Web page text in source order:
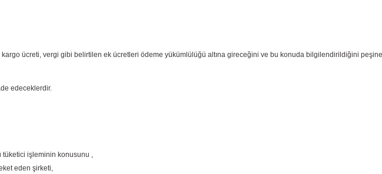
ücreti, vergi gibi belirtilen ek ücretleri ödeme yükümlülüğü altına gireceğini ve bu konuda bilgilendirildiğini
edeceklerdir.
tüketici işleminin konusunu ,
eden şirketi,